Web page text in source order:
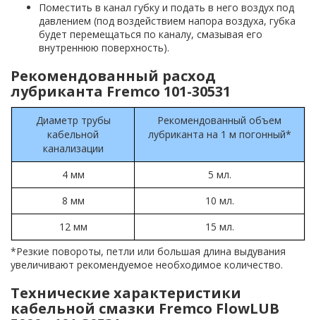
Поместить в канал губку и подать в него воздух под
давлением (под воздействием напора воздуха, губка
будет перемещаться по каналу, смазывая его
внутреннюю поверхность).
Рекомендованный расход
лубриканта Fremco 101-30531
Диаметр трубы
кабельной
канализации
Рекомендованный объем
лубриканта на 1 м погонный*
4 мм
5 мл.
8 мм
10 мл.
12 мм
15 мл.
*Резкие повороты, петли или большая длина выдувания
увеличивают рекомендуемое необходимое количество.
Технические характеристики
кабельной смазки Fremco FlowLUB